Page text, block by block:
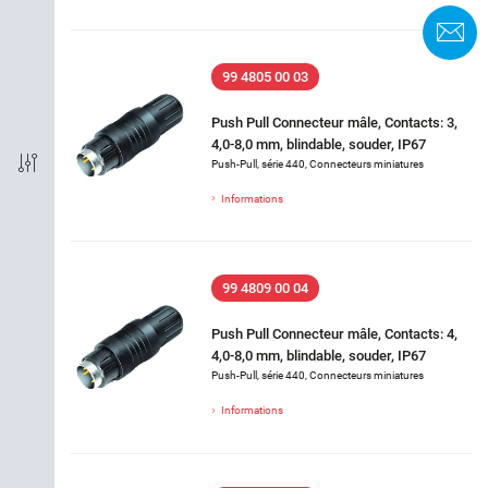
Indice de protection
Courant nominal (40 °C)
Tension nominale
Matériel de verrouillage
99 4805 00 03
Push Pull Connecteur mâle, Contacts: 3,
4,0-8,0 mm, blindable, souder, IP67
Push-Pull, série 440, Connecteurs miniatures
Informations
99 4809 00 04
Push Pull Connecteur mâle, Contacts: 4,
4,0-8,0 mm, blindable, souder, IP67
Push-Pull, série 440, Connecteurs miniatures
Informations